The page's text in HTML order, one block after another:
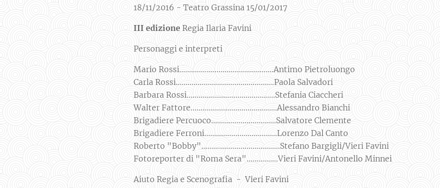
18/11/2016 - Teatro Grassina 15/01/2017
III edizione Regia Ilaria Favini
Personaggi e interpreti
Mario Rossi................................................Antimo Pietroluongo
Carla Rossi..................................................Paola Salvadori
Barbara Rossi.............................................Stefania Ciaccheri
Walter Fattore............................................Alessandro Bianchi
Brigadiere Percuoco.................................Salvatore Clemente
Brigadiere Ferroni.....................................Lorenzo Dal Canto
Roberto "Bobby"........................................Stefano Bargigli/Vieri Favini
Fotoreporter di "Roma Sera"................Vieri Favini/Antonello Minnei
Aiuto Regia e Scenografia - Vieri Favini